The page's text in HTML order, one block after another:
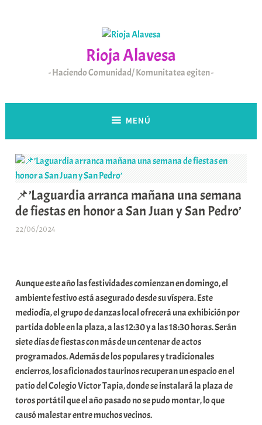
Rioja Alavesa
Haciendo Comunidad/ Komunitatea egiten
MENÚ
📌’Laguardia arranca mañana una semana
de fiestas en honor a San Juan y San Pedro’
22/06/2024
a
r
E
r
r
i
o
x
a
K
Aunque este año las festividades comienzan en domingo, el
ambiente festivo está asegurado desde su víspera. Este
mediodía, el grupo de danzas local ofrecerá una exhibición por
partida doble en la plaza, a las 12:30 y a las 18:30 horas. Serán
siete días de fiestas con más de un centenar de actos
programados. Además de los populares y tradicionales
encierros, los aficionados taurinos recuperan un espacio en el
patio del Colegio Victor Tapia, donde se instalará la plaza de
toros portátil que el año pasado no se pudo montar, lo que
causó malestar entre muchos vecinos.